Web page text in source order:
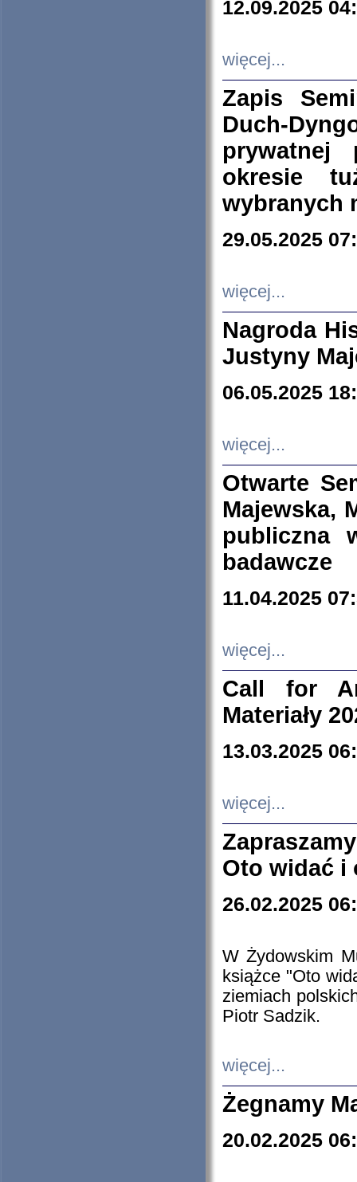
12.09.2025
więcej...
Zapis
Duch-
prywatnej
okresie
wybranych
29.05.2025
więcej...
Nagroda
Justyny
06.05.2025
więcej...
Otwarte
Majewska,
publiczna
badawcze
11.04.2025
więcej...
Call for
Materiały
13.03.2025
więcej...
Oto widać i
26.02.2025
W Żydowskim
książce "Oto
ziemiach
Piotr Sadzik.
więcej...
Żegnamy
20.02.2025